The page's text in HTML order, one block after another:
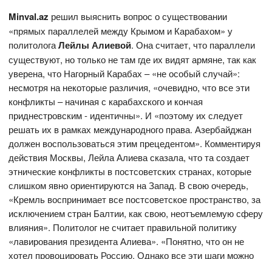
Minval.az решил выяснить вопрос о существовании
«прямых параллелей между Крымом и Карабахом» у
политологаЛейлы Алиевой. Она считает, что параллели
существуют, но только не там где их видят армяне, так как
уверена, что Нагорный Карабах – «не особый случай»:
несмотря на некоторые различия, «очевидно, что все эти
конфликты – начиная с карабахского и кончая
приднестровским - идентичны». И «поэтому их следует
решать их в рамках международного права. Азербайджан
должен воспользоваться этим прецедентом». Комментируя
действия Москвы, Лейла Алиева сказала, что та создает
этнические конфликты в постсоветских странах, которые
слишком явно ориентируются на Запад. В свою очередь,
«Кремль воспринимает все постсоветское пространство, за
исключением стран Балтии, как свою, неотъемлемую сферу
влияния». Политолог не считает правильной политику
«лавирования президента Алиева». «Понятно, что он не
хотел провоцировать Россию. Однако все эти шаги можно